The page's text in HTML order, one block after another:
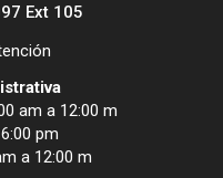
Ext 105
am a 12:00 m
pm
a 12:00 m